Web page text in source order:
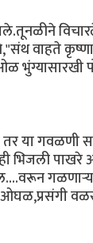
वाहते
भुंग्यासारखी
या गवळणी
भिजली